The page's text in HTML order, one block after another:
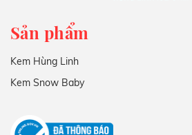
Sản phẩm
Kem Hùng Linh
Kem Snow Baby